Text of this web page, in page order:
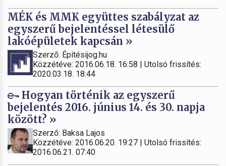
MÉK és MMK együttes szabályzat az
egyszerű bejelentéssel létesülő
lakóépületek kapcsán »
Szerző: Építésijog.hu
Közzétéve: 2016.06.18. 16:58 | Utolsó frissítés:
2020.03.18. 18:44
Hogyan történik az egyszerű
bejelentés 2016. június 14. és 30. napja
között? »
Szerző: Baksa Lajos
Közzétéve: 2016.06.20. 19:27 | Utolsó frissítés:
2016.06.21. 07:40